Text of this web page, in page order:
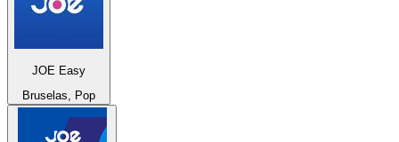
JOE Easy
Bruselas, Pop